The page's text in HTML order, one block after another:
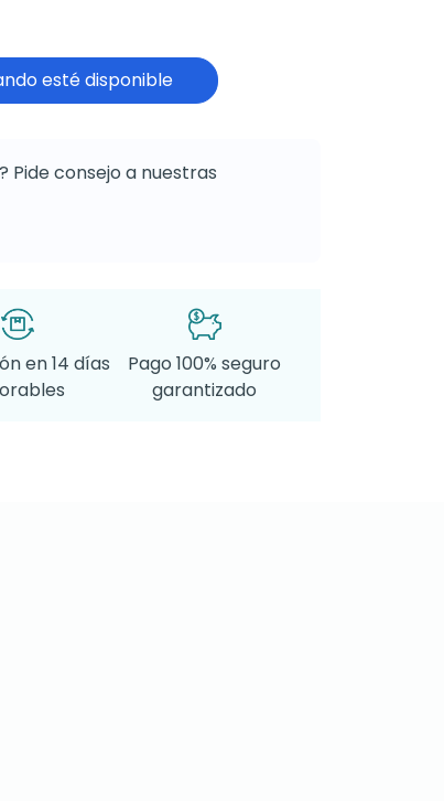
esté disponible
Pide consejo a nuestras
en 14 días
Pago 100% seguro
garantizado